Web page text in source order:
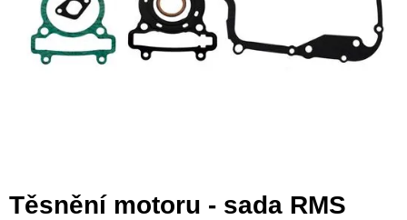
Těsnění motoru - sada RMS